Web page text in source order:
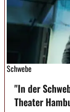
Schwebe
"In der
Theater